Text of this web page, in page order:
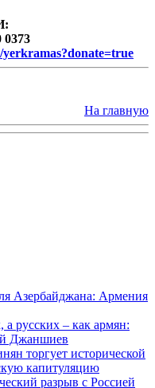
0373
На главную
Азербайджана: Армения
русских – как армян:
Джаншиев
торгует исторической
капитуляцию
разрыв с Россией